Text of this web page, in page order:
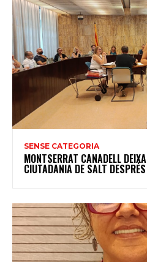
SENSE CATEGORIA
MONTSERRAT CANADELL
CIUTADANIA DE SALT